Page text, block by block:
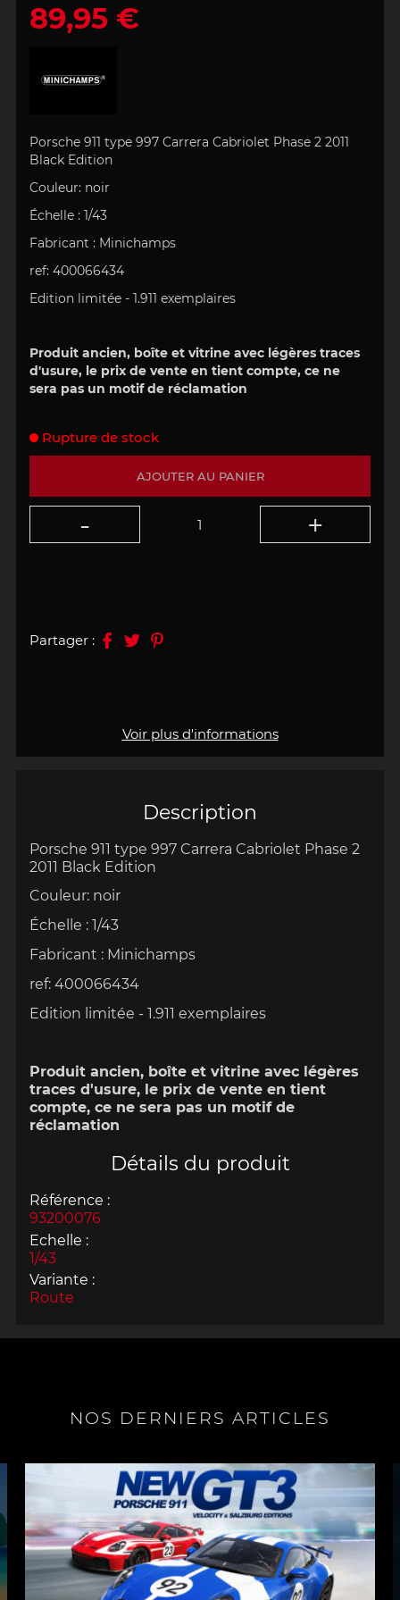
Description
Porsche 911 type 997 Carrera Cabriolet Phase 2
2011 Black Edition
Couleur: noir
Échelle : 1/43
Fabricant : Minichamps
ref: 400066434
Edition limitée - 1.911 exemplaires
Produit ancien, boîte et vitrine avec légères
traces d'usure, le prix de vente en tient
compte, ce ne sera pas un motif de
réclamation
Détails du produit
Référence :
93200076
Echelle :
1/43
Variante :
Route
89,95 €
Porsche 911 type 997 Carrera Cabriolet Phase 2 2011
Black Edition
Couleur: noir
Échelle : 1/43
Fabricant : Minichamps
ref: 400066434
Edition limitée - 1.911 exemplaires
Produit ancien, boîte et vitrine avec légères traces
d'usure, le prix de vente en tient compte, ce ne
sera pas un motif de réclamation
Voir plus d'informations
AJOUTER AU PANIER
Rupture de stock
Partager :
NOS DERNIERS ARTICLES